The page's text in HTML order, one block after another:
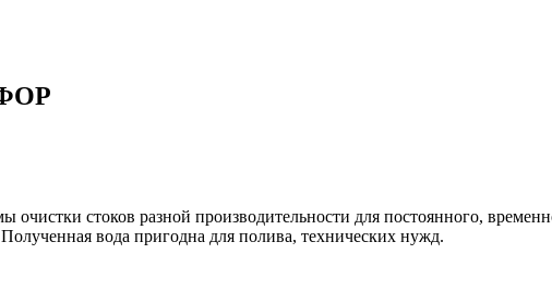
стоков разной производительности для постоянного,
вода пригодна для полива, технических нужд.